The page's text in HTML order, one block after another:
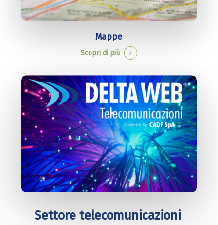
Mappe
Scopri di più
Settore telecomunicazioni